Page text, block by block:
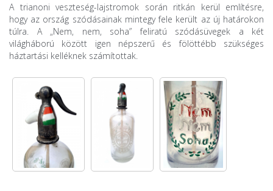
A trianoni veszteség-lajstromok során ritkán kerül említésre,
hogy az ország szódásainak mintegy fele került az új határokon
túlra. A „Nem, nem, soha” feliratú szódásüvegek a két
világháború között igen népszerű és fölöttébb szükséges
háztartási kelléknek számítottak.